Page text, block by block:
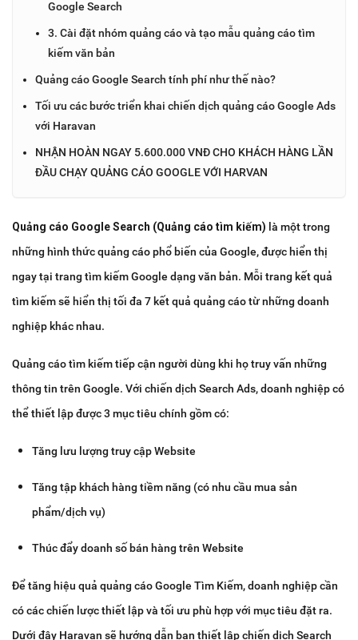
Google Search
3. Cài đặt nhóm quảng cáo và tạo mẫu quảng cáo tìm
kiếm văn bản
Quảng cáo Google Search tính phí như thế nào?
Tối ưu các bước triển khai chiến dịch quảng cáo Google Ads
với Haravan
NHẬN HOÀN NGAY 5.600.000 VNĐ CHO KHÁCH HÀNG LẦN
ĐẦU CHẠY QUẢNG CÁO GOOGLE VỚI HARVAN
Quảng cáo Google Search (Quảng cáo tìm kiếm) là một trong
những hình thức quảng cáo phổ biến của Google, được hiển thị
ngay tại trang tìm kiếm Google dạng văn bản. Mỗi trang kết quả
tìm kiếm sẽ hiển thị tối đa 7 kết quả quảng cáo từ những doanh
nghiệp khác nhau.
Quảng cáo tìm kiếm tiếp cận người dùng khi họ truy vấn những
thông tin trên Google. Với chiến dịch Search Ads, doanh nghiệp có
thể thiết lập được 3 mục tiêu chính gồm có:
Tăng lưu lượng truy cập Website
Tăng tập khách hàng tiềm năng (có nhu cầu mua sản
phẩm/dịch vụ)
Thúc đẩy doanh số bán hàng trên Website
Để tăng hiệu quả quảng cáo Google Tìm Kiếm, doanh nghiệp cần
có các chiến lược thiết lập và tối ưu phù hợp với mục tiêu đặt ra.
Dưới đây Haravan sẽ hướng dẫn bạn thiết lập chiến dịch Search